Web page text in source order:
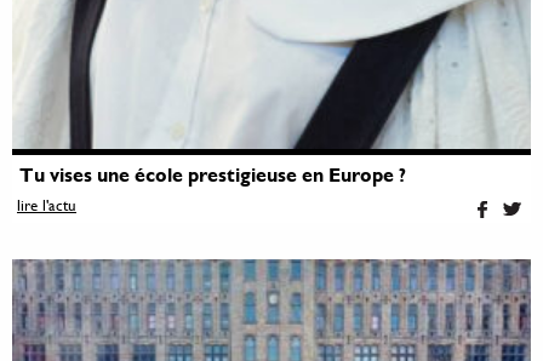
Tu vises une école prestigieuse en Europe ?
lire l'actu